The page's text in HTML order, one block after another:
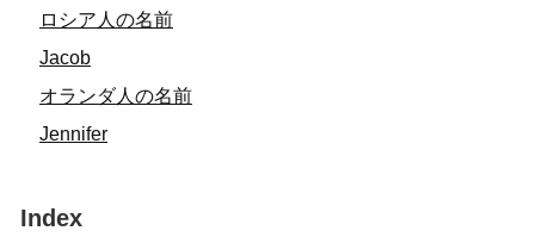
ロシア人の名前
Jacob
オランダ人の名前
Jennifer
Index